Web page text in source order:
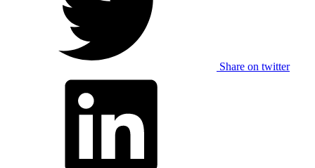
Share on twitter